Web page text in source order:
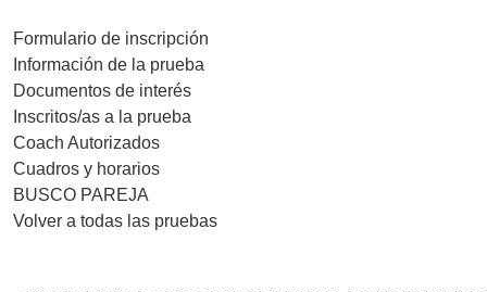
Formulario de inscripción
Información de la prueba
Documentos de interés
Inscritos/as a la prueba
Coach Autorizados
Cuadros y horarios
BUSCO PAREJA
Volver a todas las pruebas